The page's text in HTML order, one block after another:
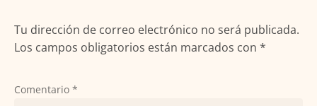
Tu dirección de correo electrónico no será publicada.
Los campos obligatorios están marcados con *
Comentario *